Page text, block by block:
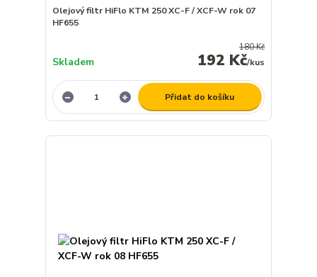
Olejový filtr HiFlo KTM 250 XC-F / XCF-W rok 07
HF655
180 Kč
192 Kč/kus
Skladem
Přidat do košíku